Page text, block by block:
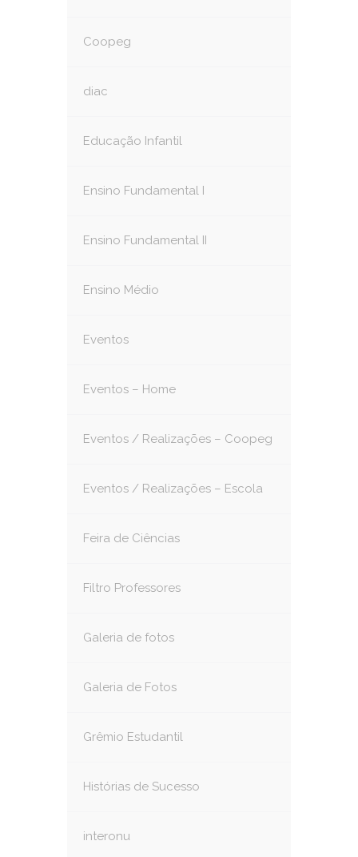
Coopeg
diac
Educação Infantil
Ensino Fundamental I
Ensino Fundamental II
Ensino Médio
Eventos
Eventos – Home
Eventos / Realizações – Coopeg
Eventos / Realizações – Escola
Feira de Ciências
Filtro Professores
Galeria de fotos
Galeria de Fotos
Grêmio Estudantil
Histórias de Sucesso
interonu